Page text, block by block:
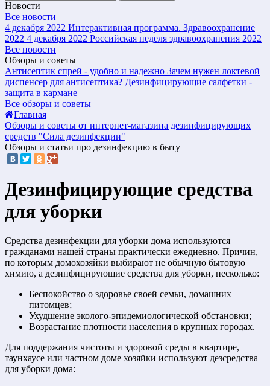
Новости
Все новости
4 декабря 2022 Интерактивная программа. Здравоохранение
2022 4 декабря 2022 Российская неделя здравоохранения 2022
Все новости
Обзоры и советы
Антисептик спрей - удобно и надежно Зачем нужен локтевой
диспенсер для антисептика? Дезинфицирующие салфетки -
защита в кармане
Все обзоры и советы
Главная
Обзоры и советы от интернет-магазина дезинфицирующих
средств "Сила дезинфекции"
Обзоры и статьи про дезинфекцию в быту
Дезинфицирующие средства
для уборки
Средства дезинфекции для уборки дома используются
гражданами нашей страны практически ежедневно. Причин,
по которым домохозяйки выбирают не обычную бытовую
химию, а дезинфицирующие средства для уборки, несколько:
Беспокойство о здоровье своей семьи, домашних
питомцев;
Ухудшение эколого-эпидемиологической обстановки;
Возрастание плотности населения в крупных городах.
Для поддержания чистоты и здоровой среды в квартире,
таунхаусе или частном доме хозяйки используют дезсредства
для уборки дома: